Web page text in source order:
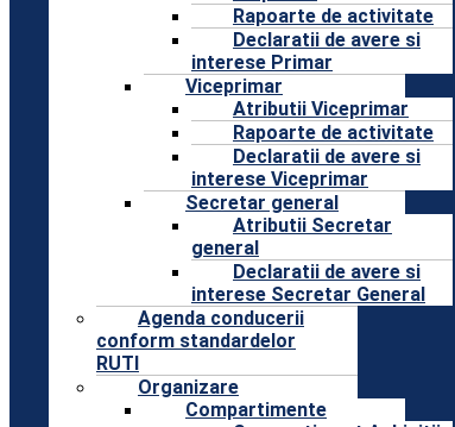
Rapoarte de activitate
Declaratii de avere si
interese Primar
Viceprimar
Atributii Viceprimar
Rapoarte de activitate
Declaratii de avere si
interese Viceprimar
Secretar general
Atributii Secretar
general
Declaratii de avere si
interese Secretar General
Agenda conducerii
conform standardelor
RUTI
Organizare
Compartimente